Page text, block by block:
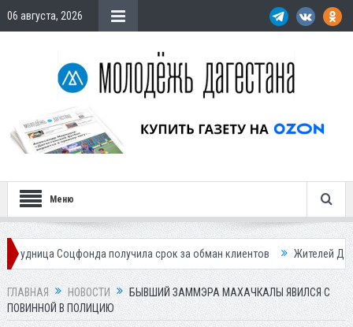
06 августа, 2026
Меню
получила срок за обман клиентов Жителей Дагестана
ГЛАВНАЯ НОВОСТИ
БЫВШИЙ ЗАММЭРА МАХАЧКАЛЫ ЯВИЛСЯ С
ПОВИННОЙ В ПОЛИЦИЮ